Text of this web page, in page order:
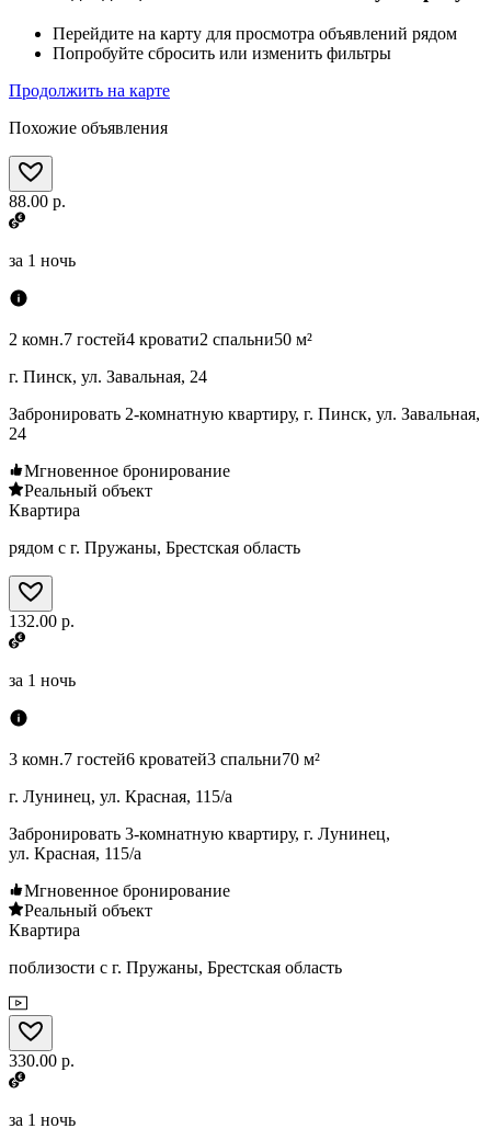
Перейдите на карту для просмотра объявлений рядом
Попробуйте сбросить или изменить фильтры
Продолжить на карте
Похожие объявления
88.00 р.
за 1 ночь
2 комн.7 гостей4 кровати2 спальни50 м²
г. Пинск, ул. Завальная, 24
Забронировать 2-комнатную квартиру, г. Пинск, ул. Завальная,
24
Мгновенное бронирование
Реальный объект
Квартира
рядом с г. Пружаны, Брестская область
132.00 р.
за 1 ночь
3 комн.7 гостей6 кроватей3 спальни70 м²
г. Лунинец, ул. Красная, 115/а
Забронировать 3-комнатную квартиру, г. Лунинец,
ул. Красная, 115/а
Мгновенное бронирование
Реальный объект
Квартира
поблизости с г. Пружаны, Брестская область
330.00 р.
за 1 ночь